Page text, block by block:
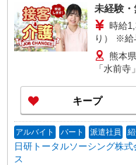
未経験
時給
り）
熊本
「水前
ら通い
び下さい
キープ
アルバイト パート 派遣社員
日研トータルソーシング株
ス